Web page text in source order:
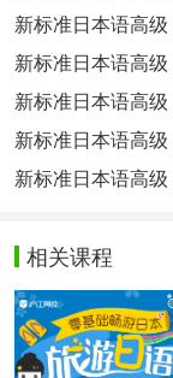
新标准日本语高
新标准日本语高
新标准日本语高
新标准日本语高
新标准日本语高
相关课程